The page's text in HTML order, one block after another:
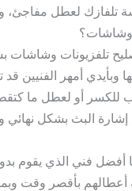
تلفازك لعطل مفاجئ،
وشاشات؟
تلفزيونات وشاشات
وبأيدي أمهر الفنيين
للكسر أو لعطل ما
البث بشكل نهائي
أفضل فني الذي يقوم
أعطالهم بأقصر وقت